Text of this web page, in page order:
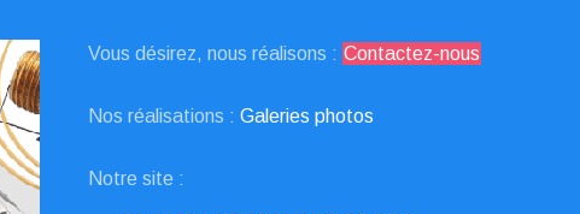
Vous désirez, nous réalisons : Contactez-nous
Nos réalisations : Galeries photos
Notre site :